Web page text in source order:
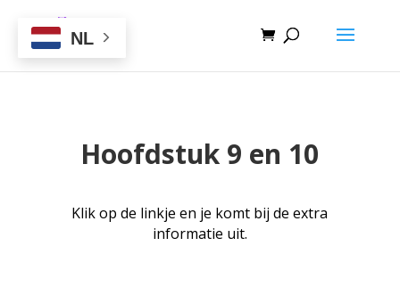
Hoofdstuk 9 en 10
Klik op de linkje en je komt bij de extra
informatie uit.
NL